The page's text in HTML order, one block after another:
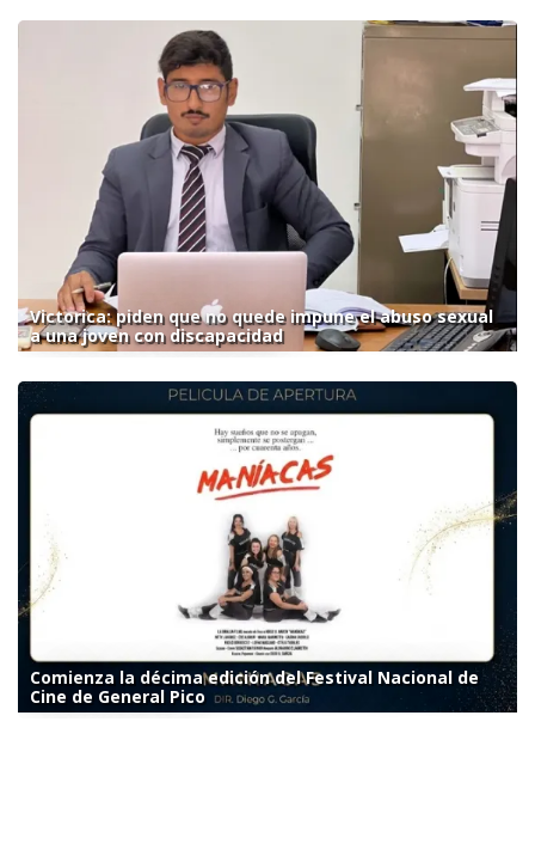
Victorica: piden que no quede impune el abuso sexual
a una joven con discapacidad
Comienza la décima edición del Festival Nacional de
Cine de General Pico